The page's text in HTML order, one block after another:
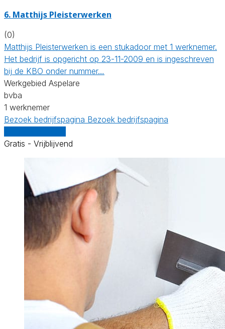
6. Matthijs Pleisterwerken
(0)
Matthijs Pleisterwerken is een stukadoor met 1 werknemer.
Het bedrijf is opgericht op 23-11-2009 en is ingeschreven
bij de KBO onder nummer…
Werkgebied Aspelare
bvba
1 werknemer
Bezoek bedrijfspagina Bezoek bedrijfspagina
Gratis - Vrijblijvend